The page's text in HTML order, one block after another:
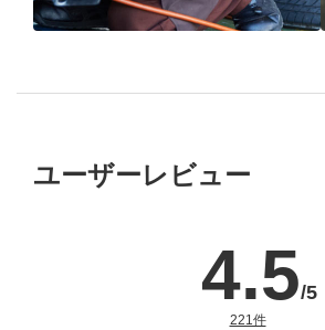
ユーザーレビュー
221件のレビュー
4.5/5